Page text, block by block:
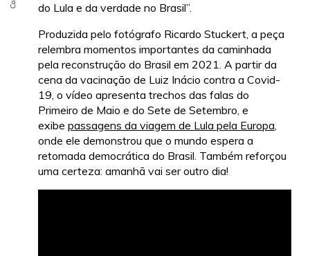
do Lula e da verdade no Brasil”.
Produzida pelo fotógrafo Ricardo Stuckert, a peça
relembra momentos importantes da caminhada
pela reconstrução do Brasil em 2021. A partir da
cena da vacinação de Luiz Inácio contra a Covid-
19, o vídeo apresenta trechos das falas do
Primeiro de Maio e do Sete de Setembro, e
exibe passagens da viagem de Lula pela Europa,
onde ele demonstrou que o mundo espera a
retomada democrática do Brasil. Também reforçou
uma certeza: amanhã vai ser outro dia!